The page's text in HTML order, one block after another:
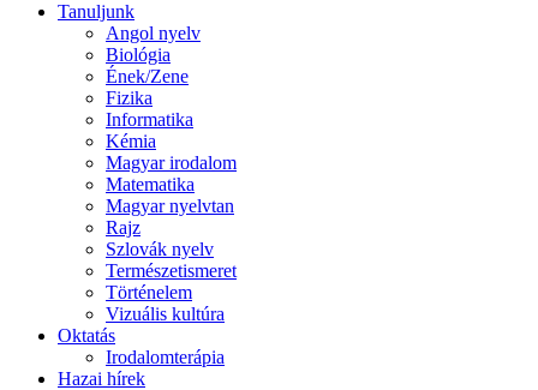
Tanuljunk
Angol nyelv
Biológia
Ének/Zene
Fizika
Informatika
Kémia
Magyar irodalom
Matematika
Magyar nyelvtan
Rajz
Szlovák nyelv
Természetismeret
Történelem
Vizuális kultúra
Oktatás
Irodalomterápia
Hazai hírek